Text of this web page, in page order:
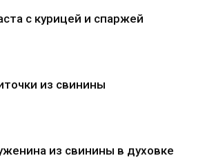
с курицей и спаржей
из свинины
из свинины в духовке